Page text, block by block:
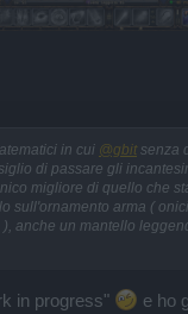
in cui @gbit senza
di passare gli
migliore di quello che
sull'ornamento arma (
anche un mantello
in progress"
e ho